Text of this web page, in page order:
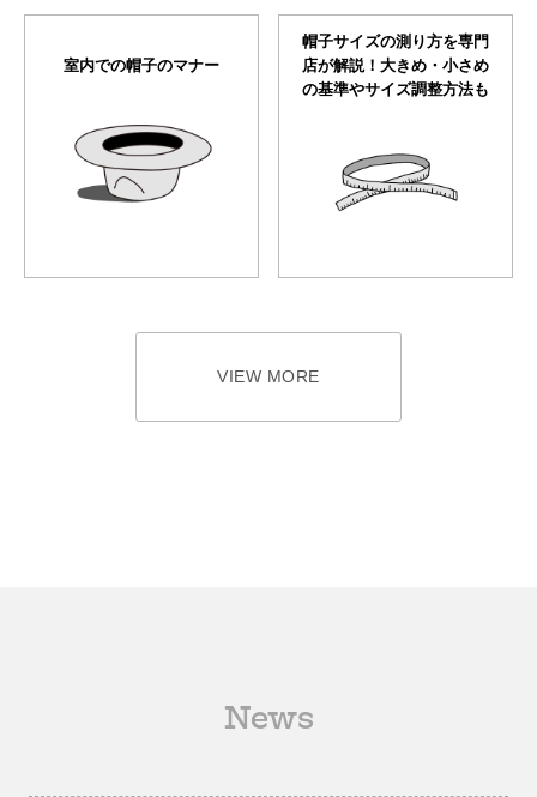
室内での帽子のマナー
帽子サイズの測り方を専門
店が解説！大きめ・小さめ
の基準やサイズ調整方法も
VIEW MORE
News